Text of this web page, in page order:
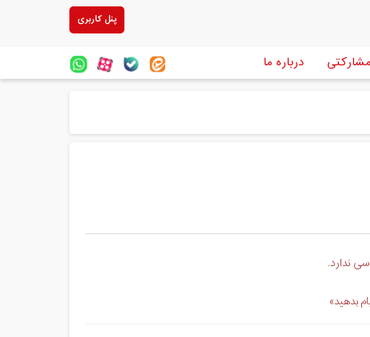
پنل کاربری
درباره ما
ندارد.
بدهید»